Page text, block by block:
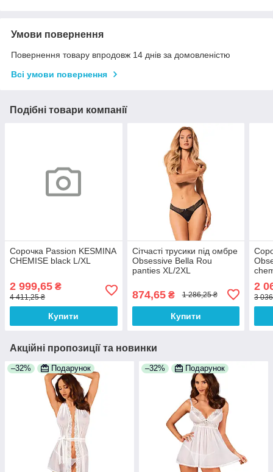
Умови повернення
Повернення товару впродовж 14 днів за домовленістю
Всі умови повернення
Подібні товари компанії
Сорочка Passion KESMINA
CHEMISE black L/XL
2 999,65 ₴
4 411,25 ₴
Купити
Сітчасті трусики під омбре
Obsessive Bella Rou
panties XL/2XL
874,65₴ 1 286,25 ₴
Купити
2
3
Акційні пропозиції та новинки
–32% Подарунок –32% Подарунок